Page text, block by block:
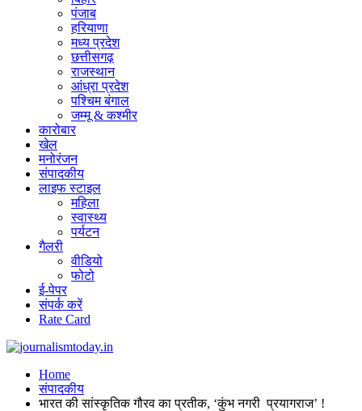
पंजाब
हरियाणा
मध्य प्रदेश
छत्तीसगढ़
राजस्थान
आंध्रा प्रदेश
पश्चिम बंगाल
जम्मू & कश्मीर
कारोबार
खेल
मनोरंजन
संपादकीय
लाइफ स्टाइल
महिला
स्वास्थ्य
पर्यटन
गैलरी
वीडियो
फोटो
ई-पेपर
संपर्क करें
Rate Card
Home
संपादकीय
भारत की सांस्कृतिक गौरव का प्रतीक, ‘कुंभ नगरी प्रयागराज’ !